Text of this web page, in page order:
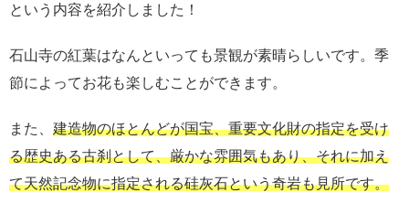
という内容を紹介しました！
石山寺の紅葉はなんといっても景観が素晴らしいです。季
節によってお花も楽しむことができます。
また、 建造物のほとんどが国宝、重要文化財の指定を受け
る歴史ある古刹として、厳かな雰囲気もあり、それに加え
て天然記念物に指定される硅灰石という奇岩も見所です。